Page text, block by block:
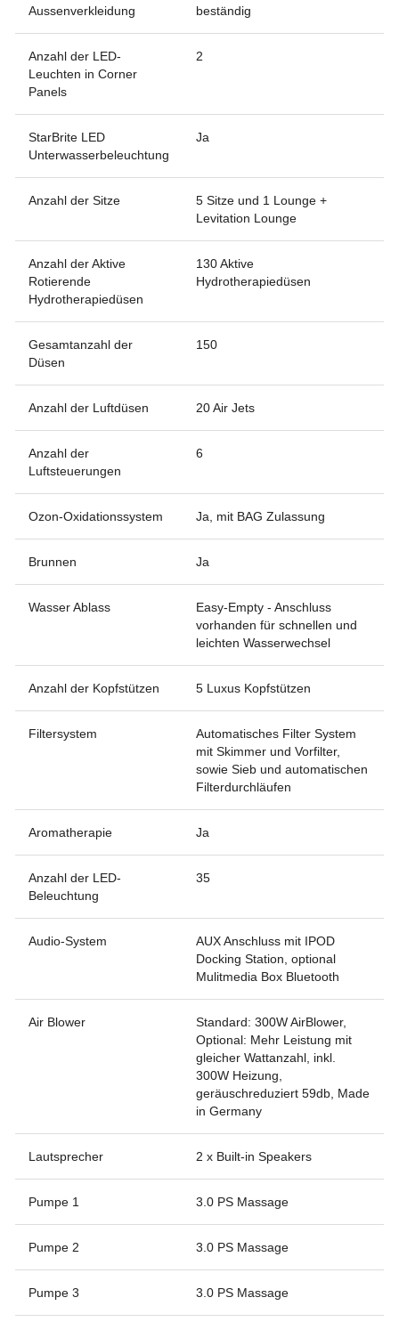
Aussenverkleidung
beständig
Anzahl der LED-
Leuchten in Corner
Panels
2
StarBrite LED
Unterwasserbeleuchtung
Ja
Anzahl der Sitze
5 Sitze und 1 Lounge +
Levitation Lounge
Anzahl der Aktive
Rotierende
Hydrotherapiedüsen
130 Aktive
Hydrotherapiedüsen
Gesamtanzahl der
Düsen
150
Anzahl der Luftdüsen 20 Air Jets
Anzahl der
Luftsteuerungen
6
Ozon-Oxidationssystem Ja, mit BAG Zulassung
Brunnen Ja
Wasser Ablass
Easy-Empty - Anschluss
vorhanden für schnellen und
leichten Wasserwechsel
Anzahl der Kopfstützen 5 Luxus Kopfstützen
Filtersystem
Automatisches Filter System
mit Skimmer und Vorfilter,
sowie Sieb und automatischen
Filterdurchläufen
Aromatherapie Ja
Anzahl der LED-
Beleuchtung
35
Audio-System
AUX Anschluss mit IPOD
Docking Station, optional
Mulitmedia Box Bluetooth
Air Blower
Standard: 300W AirBlower,
Optional: Mehr Leistung mit
gleicher Wattanzahl, inkl.
300W Heizung,
geräuschreduziert 59db, Made
in Germany
Lautsprecher 2 x Built-in Speakers
Pumpe 1 3.0 PS Massage
Pumpe 2 3.0 PS Massage
Pumpe 3 3.0 PS Massage